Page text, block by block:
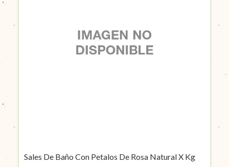
Sales De Baño Con Petalos De Rosa Natural X Kg